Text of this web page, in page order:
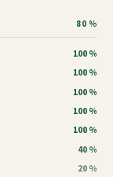
80 %
100 %
100 %
100 %
100 %
100 %
40 %
20 %